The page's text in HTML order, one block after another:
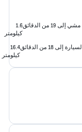
19 من الدقائق
1.6
كيلومتر
إلى 18 من الدقائق
16.4
كيلومتر